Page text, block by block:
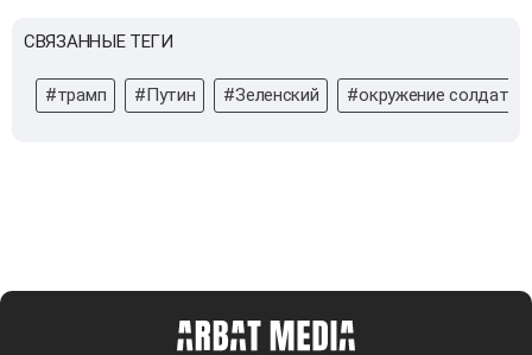
СВЯЗАННЫЕ ТЕГИ
#трамп #Путин #Зеленский #окружение солдат